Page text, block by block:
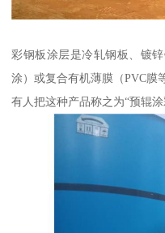
彩钢板涂层是冷轧钢板、镀
涂）或复合有机薄膜（PVC膜
有人把这种产品称之为“预辊涂